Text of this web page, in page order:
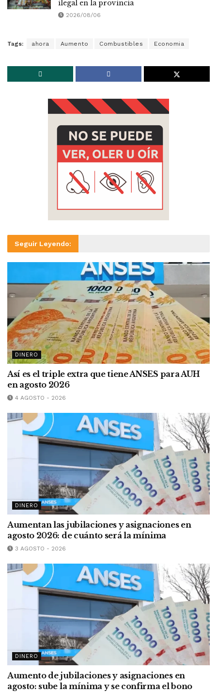
ilegal en la provincia
2026/08/06
Tags: ahora Aumento Combustibles Economia
Seguir Leyendo:
DINERO
Así es el triple extra que tiene ANSES para AUH
en agosto 2026
4 AGOSTO - 2026
DINERO
Aumentan las jubilaciones y asignaciones en
agosto 2026: de cuánto será la mínima
3 AGOSTO - 2026
DINERO
Aumento de jubilaciones y asignaciones en
agosto: sube la mínima y se confirma el bono